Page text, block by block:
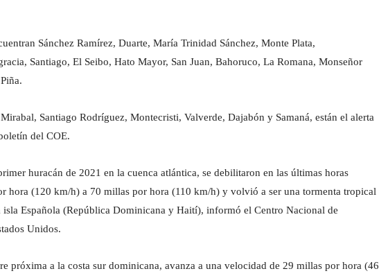
Sánchez Ramírez, Duarte, María Trinidad Sánchez, Monte Plata,
Santiago, El Seibo, Hato Mayor, San Juan, Bahoruco, La Romana, Monseñor
Santiago Rodríguez, Montecristi, Valverde, Dajabón y Samaná, están el alerta
del COE.
huracán de 2021 en la cuenca atlántica, se debilitaron en las últimas horas
hora (120 km/h) a 70 millas por hora (110 km/h) y volvió a ser una tormenta tropical
isla Española (República Dominicana y Haití), informó el Centro Nacional de
Unidos.
próxima a la costa sur dominicana, avanza a una velocidad de 29 millas por hora (46